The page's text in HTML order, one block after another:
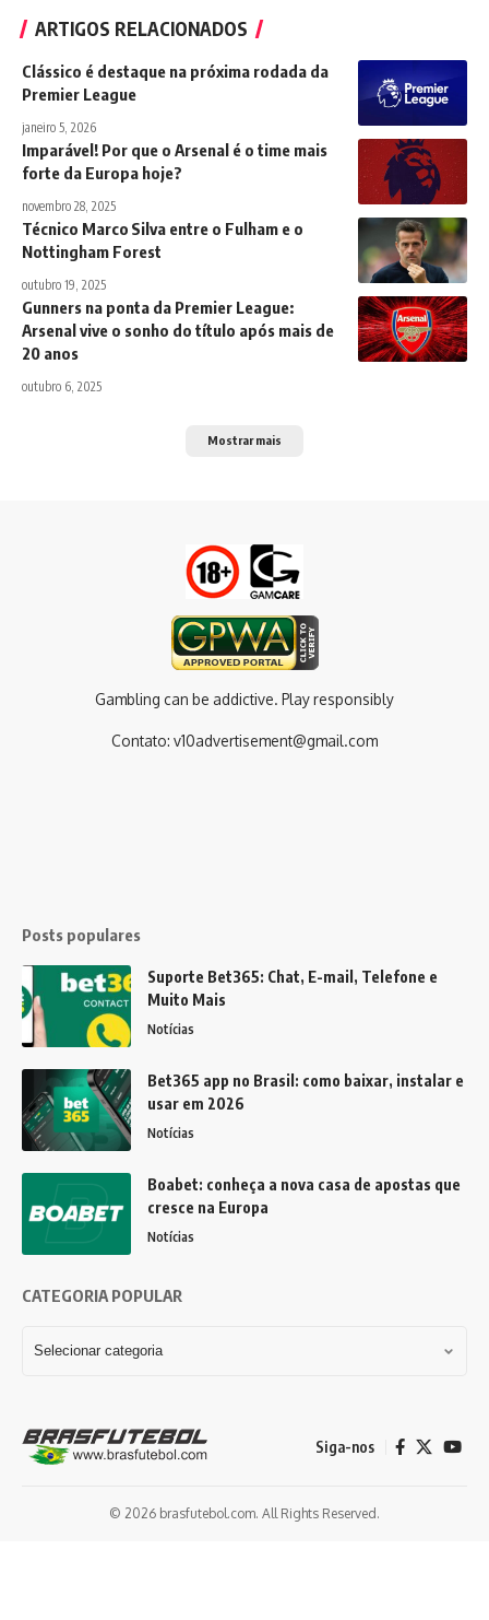
ARTIGOS RELACIONADOS
Clássico é destaque na próxima rodada da
Premier League
janeiro 5, 2026
Imparável! Por que o Arsenal é o time mais
forte da Europa hoje?
novembro 28, 2025
Técnico Marco Silva entre o Fulham e o
Nottingham Forest
outubro 19, 2025
Gunners na ponta da Premier League:
Arsenal vive o sonho do título após mais de
20 anos
outubro 6, 2025
Mostrar mais
Gambling can be addictive. Play responsibly
Contato: v10advertisement@gmail.com
Posts populares
Suporte Bet365: Chat, E-mail, Telefone e
Muito Mais
Notícias
Bet365 app no Brasil: como baixar, instalar e
usar em 2026
Notícias
Boabet: conheça a nova casa de apostas que
cresce na Europa
Notícias
CATEGORIA POPULAR
Siga-nos
© 2026 brasfutebol.com. All Rights Reserved.